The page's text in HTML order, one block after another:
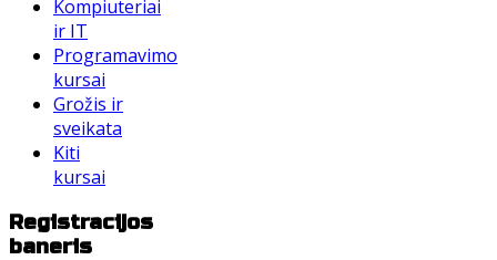
Kompiuteriai
ir IT
Programavimo
kursai
Grožis ir
sveikata
Kiti
kursai
Registracijos
baneris